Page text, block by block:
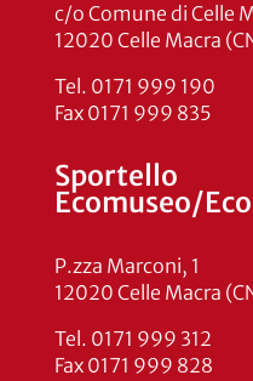
c/o Comune di Celle
12020 Celle Macra
Tel. 0171 999 190
Fax 0171 999 835
Sportello
Ecomuseo/
P.zza Marconi, 1
12020 Celle Macra
Tel. 0171 999 312
Fax 0171 999 828